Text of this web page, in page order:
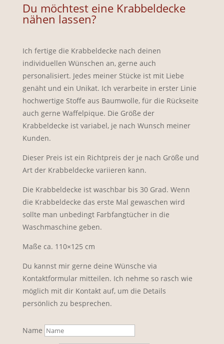
Du möchtest eine Krabbeldecke
nähen lassen?
Ich fertige die Krabbeldecke nach deinen
individuellen Wünschen an, gerne auch
personalisiert. Jedes meiner Stücke ist mit Liebe
genäht und ein Unikat. Ich verarbeite in erster Linie
hochwertige Stoffe aus Baumwolle, für die Rückseite
auch gerne Waffelpique. Die Größe der
Krabbeldecke ist variabel, je nach Wunsch meiner
Kunden.
Dieser Preis ist ein Richtpreis der je nach Größe und
Art der Krabbeldecke variieren kann.
Die Krabbeldecke ist waschbar bis 30 Grad. Wenn
die Krabbeldecke das erste Mal gewaschen wird
sollte man unbedingt Farbfangtücher in die
Waschmaschine geben.
Maße ca. 110×125 cm
Du kannst mir gerne deine Wünsche via
Kontaktformular mitteilen. Ich nehme so rasch wie
möglich mit dir Kontakt auf, um die Details
persönlich zu besprechen.
Name